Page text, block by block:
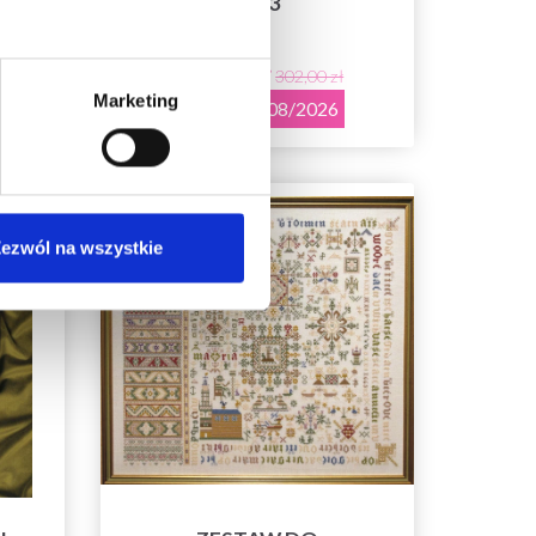
Marketing
na wszystkie
241,00 zł302,00 zł
Okazja 12/08/2026